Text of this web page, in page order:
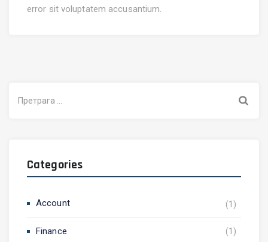
error sit voluptatem accusantium.
за:
Categories
Account (1)
Finance (1)